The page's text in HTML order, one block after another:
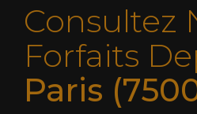
Consultez
Forfaits
Paris